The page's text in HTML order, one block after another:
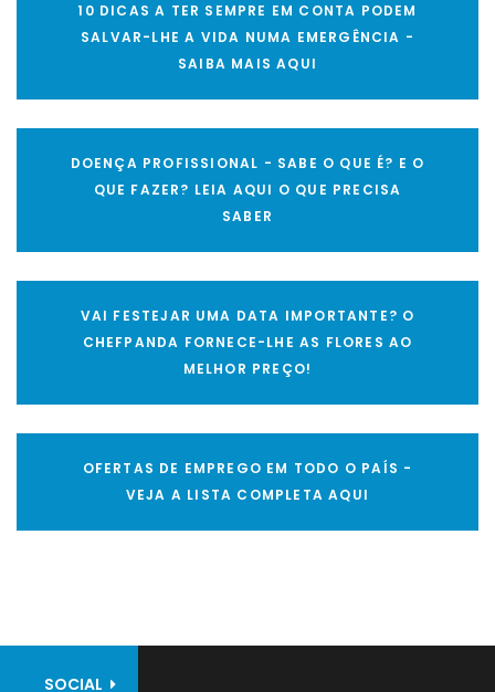
10 DICAS A TER SEMPRE EM CONTA PODEM
SALVAR-LHE A VIDA NUMA EMERGÊNCIA -
SAIBA MAIS AQUI
DOENÇA PROFISSIONAL - SABE O QUE É? E O
QUE FAZER? LEIA AQUI O QUE PRECISA
SABER
VAI FESTEJAR UMA DATA IMPORTANTE? O
CHEFPANDA FORNECE-LHE AS FLORES AO
MELHOR PREÇO!
OFERTAS DE EMPREGO EM TODO O PAÍS -
VEJA A LISTA COMPLETA AQUI
SOCIAL